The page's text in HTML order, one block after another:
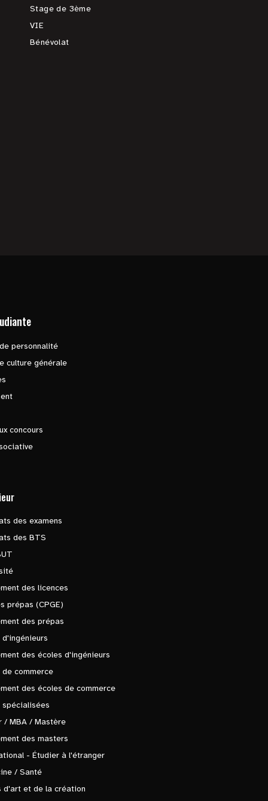
Stage de 3ème
VIE
Bénévolat
personnalité
culture générale
concours
des examens
des BTS
des licences
prépas (CPGE)
des prépas
d'ingénieurs
des écoles d'ingénieurs
de commerce
des écoles de commerce
spécialisées
/ MBA / Mastère
des masters
- Étudier à l'étranger
/ Santé
d'art et de la création